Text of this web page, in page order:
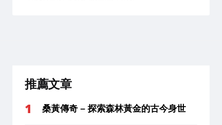
推薦文章
桑黃傳奇 – 探索森林黃金的古今身世